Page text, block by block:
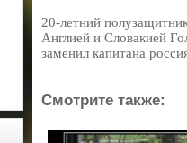
20-летний
Англией и Словакией
заменил капитана
Смотрите также: